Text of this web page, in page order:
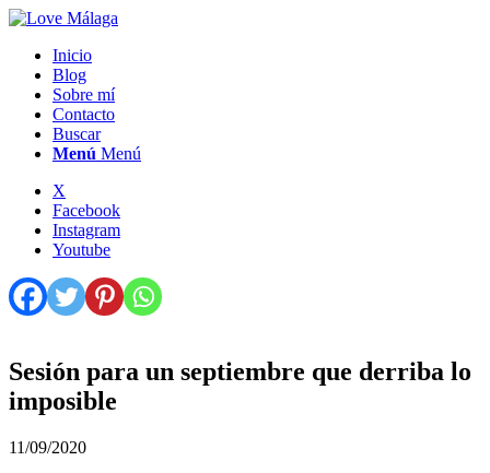
Inicio
Blog
Sobre mí
Contacto
Buscar
Menú Menú
X
Facebook
Instagram
Youtube
Sesión para un septiembre que derriba lo
imposible
11/09/2020